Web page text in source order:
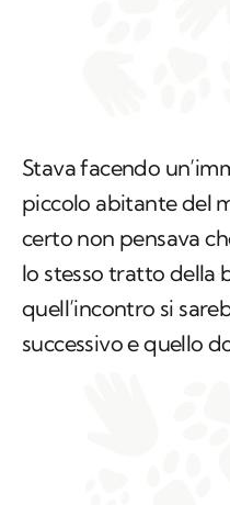
Stava facendo
piccolo abitante del
certo non pensava
lo stesso tratto della
quell’incontro si
successivo e quello